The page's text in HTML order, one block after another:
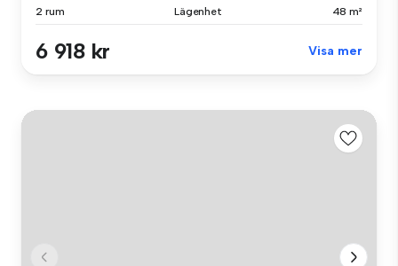
2 rum Lägenhet 48 m²
6 918 kr Visa mer